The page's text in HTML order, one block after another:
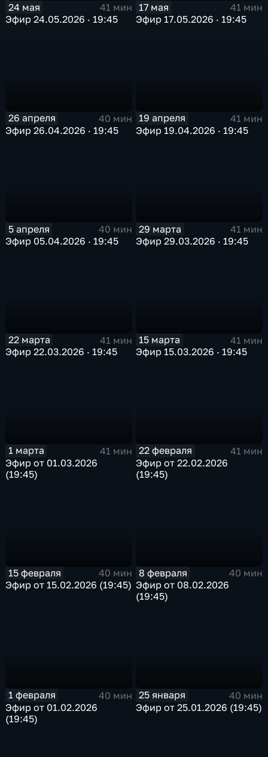
24 мая
41 мин
Эфир 24.05.2026 · 19:45
17 мая
41 мин
Эфир 17.05.2026 · 19:45
26 апреля
40 мин
Эфир 26.04.2026 · 19:45
19 апреля
41 мин
Эфир 19.04.2026 · 19:45
5 апреля
40 мин
Эфир 05.04.2026 · 19:45
29 марта
41 мин
Эфир 29.03.2026 · 19:45
22 марта
41 мин
Эфир 22.03.2026 · 19:45
15 марта
41 мин
Эфир 15.03.2026 · 19:45
1 марта
41 мин
Эфир от 01.03.2026
(19:45)
22 февраля
41 мин
Эфир от 22.02.2026
(19:45)
15 февраля
40 мин
Эфир от 15.02.2026 (19:45)
8 февраля
40 мин
Эфир от 08.02.2026
(19:45)
1 февраля
40 мин
Эфир от 01.02.2026
(19:45)
25 января
40 мин
Эфир от 25.01.2026 (19:45)